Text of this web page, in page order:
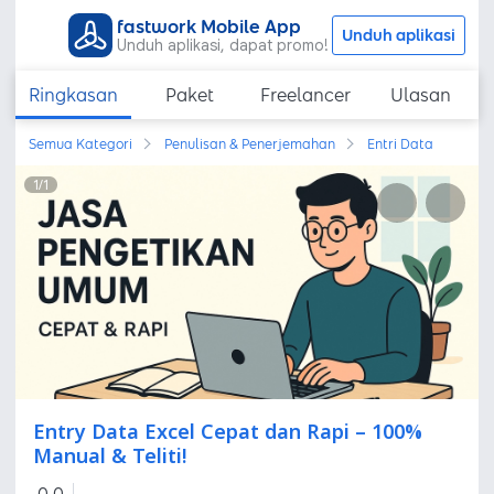
fastwork Mobile App
Unduh aplikasi, dapat promo! Unduh aplikasi
Ringkasan Paket Freelancer Ulasan
Semua Kategori Penulisan & Penerjemahan Entri Data
1/1
Entry Data Excel Cepat dan Rapi – 100%
Manual & Teliti!